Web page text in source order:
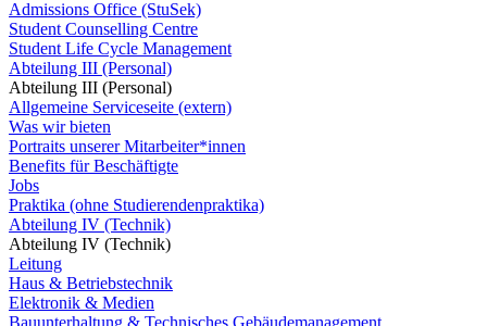
Admissions Office (StuSek)
Student Counselling Centre
Student Life Cycle Management
Abteilung III (Personal)
Abteilung III (Personal)
Allgemeine Serviceseite (extern)
Was wir bieten
Portraits unserer Mitarbeiter*innen
Benefits für Beschäftigte
Jobs
Praktika (ohne Studierendenpraktika)
Abteilung IV (Technik)
Abteilung IV (Technik)
Leitung
Haus & Betriebstechnik
Elektronik & Medien
Bauunterhaltung & Technisches Gebäudemanagement